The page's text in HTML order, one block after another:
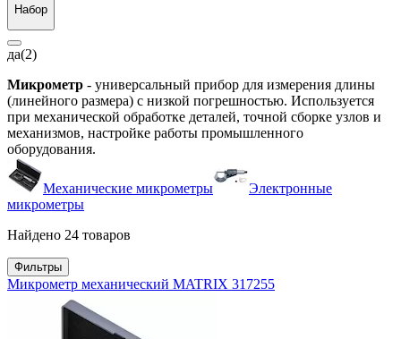
Набор
да(2)
Микрометр - универсальный прибор для измерения длины
(линейного размера) с низкой погрешностью. Используется
при механической обработке деталей, точной сборке узлов и
механизмов, настройке работы промышленного
оборудования.
Механические микрометры
Электронные
микрометры
Найдено 24 товаров
Фильтры
Микрометр механический MATRIX 317255